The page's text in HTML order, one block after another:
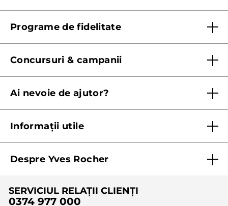
Programe de fidelitate
Concursuri & campanii
Listă prețuri standard
Ai nevoie de ajutor?
Informații utile
Termeni și condiții pentru vanzarea la distanță a
Politica de confidențialitate
Despre Yves Rocher
Expertiza noastră botanică
SERVICIUL RELAȚII CLIENȚI
0374 977 000